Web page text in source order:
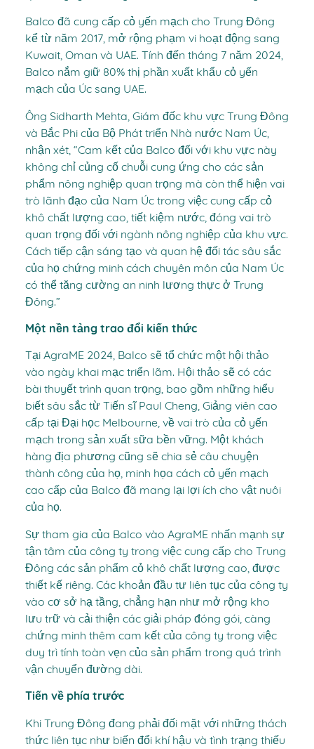
Balco đã cung cấp cỏ yến mạch cho Trung Đông
kể từ năm 2017, mở rộng phạm vi hoạt động sang
Kuwait, Oman và UAE. Tính đến tháng 7 năm 2024,
Balco nắm giữ 80% thị phần xuất khẩu cỏ yến
mạch của Úc sang UAE.
Ông Sidharth Mehta, Giám đốc khu vực Trung Đông
và Bắc Phi của Bộ Phát triển Nhà nước Nam Úc,
nhận xét, “Cam kết của Balco đối với khu vực này
không chỉ củng cố chuỗi cung ứng cho các sản
phẩm nông nghiệp quan trọng mà còn thể hiện vai
trò lãnh đạo của Nam Úc trong việc cung cấp cỏ
khô chất lượng cao, tiết kiệm nước, đóng vai trò
quan trọng đối với ngành nông nghiệp của khu vực.
Cách tiếp cận sáng tạo và quan hệ đối tác sâu sắc
của họ chứng minh cách chuyên môn của Nam Úc
có thể tăng cường an ninh lương thực ở Trung
Đông.”
Một nền tảng trao đổi kiến thức
Tại AgraME 2024, Balco sẽ tổ chức một hội thảo
vào ngày khai mạc triển lãm. Hội thảo sẽ có các
bài thuyết trình quan trọng, bao gồm những hiểu
biết sâu sắc từ Tiến sĩ Paul Cheng, Giảng viên cao
cấp tại Đại học Melbourne, về vai trò của cỏ yến
mạch trong sản xuất sữa bền vững. Một khách
hàng địa phương cũng sẽ chia sẻ câu chuyện
thành công của họ, minh họa cách cỏ yến mạch
cao cấp của Balco đã mang lại lợi ích cho vật nuôi
của họ.
Sự tham gia của Balco vào AgraME nhấn mạnh sự
tận tâm của công ty trong việc cung cấp cho Trung
Đông các sản phẩm cỏ khô chất lượng cao, được
thiết kế riêng. Các khoản đầu tư liên tục của công ty
vào cơ sở hạ tầng, chẳng hạn như mở rộng kho
lưu trữ và cải thiện các giải pháp đóng gói, càng
chứng minh thêm cam kết của công ty trong việc
duy trì tính toàn vẹn của sản phẩm trong quá trình
vận chuyển đường dài.
Tiến về phía trước
Khi Trung Đông đang phải đối mặt với những thách
thức liên tục như biến đổi khí hậu và tình trạng thiếu